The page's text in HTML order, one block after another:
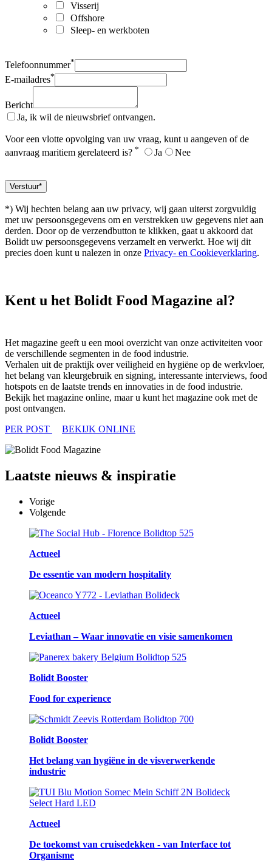
Visserij
Offshore
Sleep- en werkboten
Telefoonnummer*
E-mailadres*
Bericht
Ja, ik wil de nieuwsbrief ontvangen.
Voor een vlotte opvolging van uw vraag, kunt u aangeven of de
aanvraag maritiem gerelateerd is? * Ja Nee
*) Wij hechten belang aan uw privacy, wij gaan uiterst zorgvuldig
met uw persoonsgegevens om en verstrekken uw gegevens niet aan
derden. Door op de verzendbutton te klikken, gaat u akkoord dat
Bolidt uw persoonsgegevens verzamelt en verwerkt. Hoe wij dit
precies doen kunt u nalezen in onze Privacy- en Cookieverklaring.
Kent u het Bolidt Food Magazine al?
Het magazine geeft u een mooi overzicht van onze activiteiten voor
de verschillende segmenten in de food industrie.
Verhalen uit de praktijk over veiligheid en hygiëne op de werkvloer,
het belang van kleurgebruik en signing, interessante interviews, food
hotspots en de laatste trends en innovaties in de food industrie.
Bekijk het magazine online, maar u kunt het magazine ook met de
post ontvangen.
PER POST
BEKIJK ONLINE
Laatste nieuws & inspiratie
Vorige
Volgende
Actueel
De essentie van modern hospitality
Actueel
Leviathan – Waar innovatie en visie samenkomen
Bolidt Booster
Food for experience
Bolidt Booster
Het belang van hygiëne in de visverwerkende
industrie
Actueel
De toekomst van cruisedekken - van Interface tot
Organisme